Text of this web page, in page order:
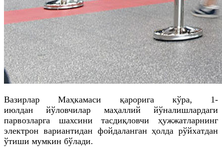
Вазирлар Маҳкамаси қарорига кўра, 1-
июлдан йўловчилар маҳаллий йўналишлардаги
парвозларга шахсини тасдиқловчи ҳужжатларнинг
электрон вариантидан фойдаланган ҳолда рўйхатдан
ўтиши мумкин бўлади.